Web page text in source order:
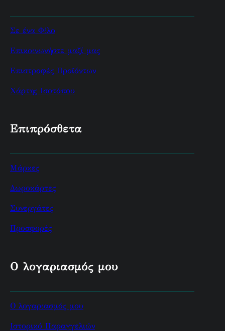
Σε ένα Φίλο
Επικοινωνήστε μαζί μας
Επιστροφές Προϊόντων
Χάρτης Ισοτόπου
Επιπρόσθετα
Μάρκες
Δωροκάρτες
Συνεργάτες
Προσφορές
Ο λογαριασμός μου
Ο λογαριασμός μου
Ιστορικό Παραγγελιών